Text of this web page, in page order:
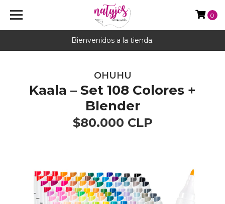
Bienvenidos a la tienda.
0
OHUHU
Kaala – Set 108 Colores +
Blender
$80.000 CLP